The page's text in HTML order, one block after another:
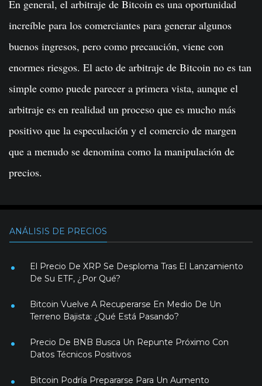
En general, el arbitraje de Bitcoin es una oportunidad
increíble para los comerciantes para generar algunos
buenos ingresos, pero como precaución, viene con
enormes riesgos. El acto de arbitraje de Bitcoin no es tan
simple como puede parecer a primera vista, aunque el
arbitraje es en realidad un proceso que es mucho más
positivo que la especulación y el comercio de margen
que a menudo se denomina como la manipulación de
precios.
ANÁLISIS DE PRECIOS
El Precio De XRP Se Desploma Tras El Lanzamiento
De Su ETF, ¿Por Qué?
Bitcoin Vuelve A Recuperarse En Medio De Un
Terreno Bajista: ¿Qué Está Pasando?
Precio De BNB Busca Un Repunte Próximo Con
Datos Técnicos Positivos
Bitcoin Podría Prepararse Para Un Aumento